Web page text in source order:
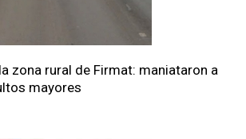
zona rural de Firmat: maniataron a
mayores